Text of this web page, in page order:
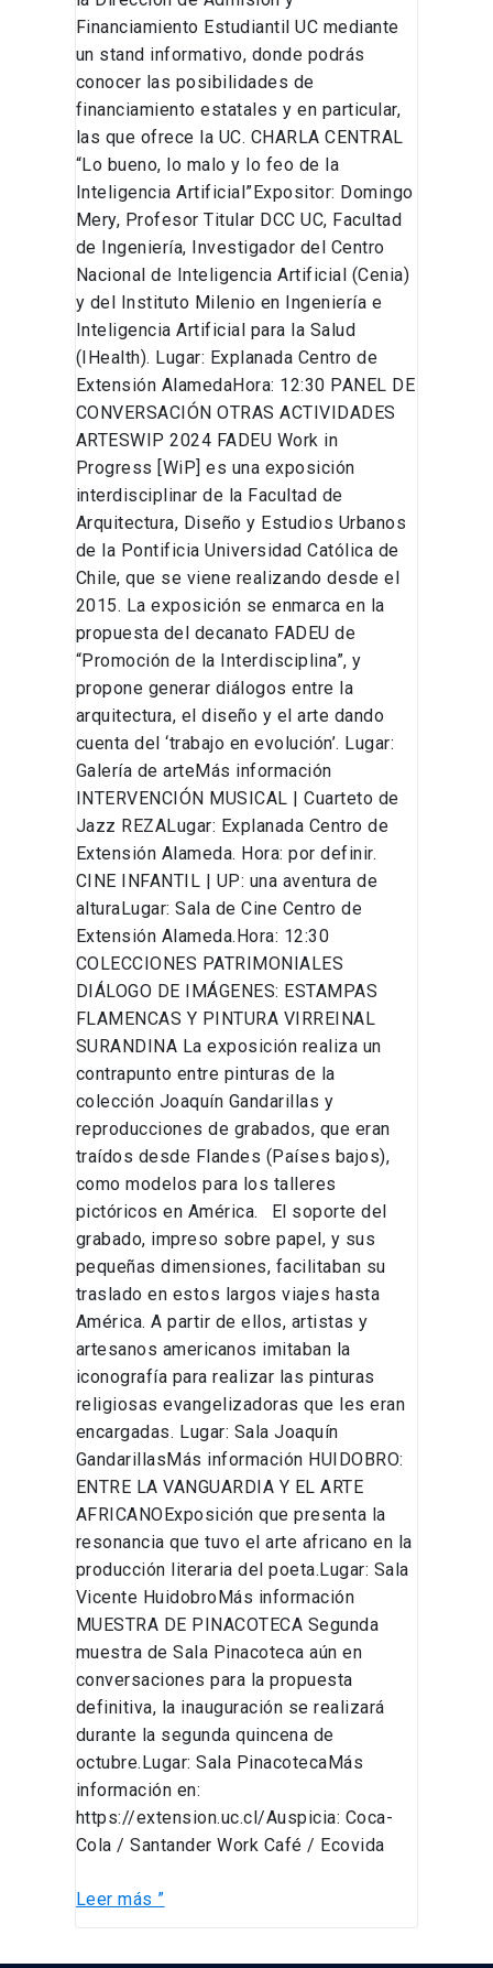
Financiamiento Estudiantil UC mediante
un stand informativo, donde podrás
conocer las posibilidades de
financiamiento estatales y en particular,
las que ofrece la UC. CHARLA CENTRAL
“Lo bueno, lo malo y lo feo de la
Inteligencia Artificial”Expositor: Domingo
Mery, Profesor Titular DCC UC, Facultad
de Ingeniería, Investigador del Centro
Nacional de Inteligencia Artificial (Cenia)
y del Instituto Milenio en Ingeniería e
Inteligencia Artificial para la Salud
(IHealth). Lugar: Explanada Centro de
Extensión AlamedaHora: 12:30 PANEL DE
CONVERSACIÓN OTRAS ACTIVIDADES
ARTESWIP 2024 FADEU Work in
Progress [WiP] es una exposición
interdisciplinar de la Facultad de
Arquitectura, Diseño y Estudios Urbanos
de la Pontificia Universidad Católica de
Chile, que se viene realizando desde el
2015. La exposición se enmarca en la
propuesta del decanato FADEU de
“Promoción de la Interdisciplina”, y
propone generar diálogos entre la
arquitectura, el diseño y el arte dando
cuenta del ‘trabajo en evolución’. Lugar:
Galería de arteMás información
INTERVENCIÓN MUSICAL | Cuarteto de
Jazz REZALugar: Explanada Centro de
Extensión Alameda. Hora: por definir.
CINE INFANTIL | UP: una aventura de
alturaLugar: Sala de Cine Centro de
Extensión Alameda.Hora: 12:30
COLECCIONES PATRIMONIALES
DIÁLOGO DE IMÁGENES: ESTAMPAS
FLAMENCAS Y PINTURA VIRREINAL
SURANDINA La exposición realiza un
contrapunto entre pinturas de la
colección Joaquín Gandarillas y
reproducciones de grabados, que eran
traídos desde Flandes (Países bajos),
como modelos para los talleres
pictóricos en América. El soporte del
grabado, impreso sobre papel, y sus
pequeñas dimensiones, facilitaban su
traslado en estos largos viajes hasta
América. A partir de ellos, artistas y
artesanos americanos imitaban la
iconografía para realizar las pinturas
religiosas evangelizadoras que les eran
encargadas. Lugar: Sala Joaquín
GandarillasMás información HUIDOBRO:
ENTRE LA VANGUARDIA Y EL ARTE
AFRICANOExposición que presenta la
resonancia que tuvo el arte africano en la
producción literaria del poeta.Lugar: Sala
Vicente HuidobroMás información
MUESTRA DE PINACOTECA Segunda
muestra de Sala Pinacoteca aún en
conversaciones para la propuesta
definitiva, la inauguración se realizará
durante la segunda quincena de
octubre.Lugar: Sala PinacotecaMás
información en:
https://extension.uc.cl/Auspicia: Coca-
Cola / Santander Work Café / Ecovida
Leer más ”